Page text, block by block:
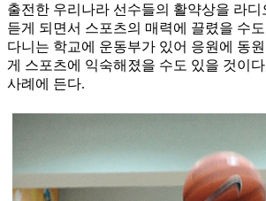
출전한 우리나라 선수들의 활약상을 라디
듣게 되면서 스포츠의 매력에 끌렸을 수
다니는 학교에 운동부가 있어 응원에 동
게 스포츠에 익숙해졌을 수도 있을 것이
사례에 든다.